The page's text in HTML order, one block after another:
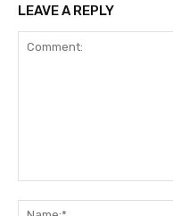
LEAVE A REPLY